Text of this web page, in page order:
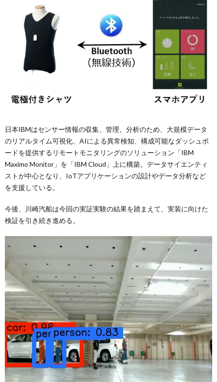
日本IBMはセンサー情報の収集、管理、分析のため、大規模データ
のリアルタイム可視化、AIによる異常検知、構成可能なダッシュボ
ードを提供するリモートモニタリングのソリューション「IBM
Maximo Monitor」を「IBM Cloud」上に構築。データサイエンティ
ストが中心となり、IoTアプリケーションの設計やデータ分析など
を支援している。
今後、川崎汽船は今回の実証実験の結果を踏まえて、実装に向けた
検証を引き続き進める。